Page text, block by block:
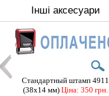
Інші аксесуари
Стандартный штамп 4911
(38x14 мм) Ціна: 350 грн.